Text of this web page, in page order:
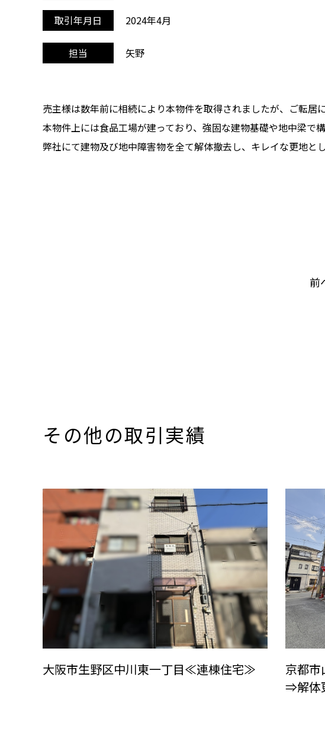
取引年月日 2024年4月
担当 矢野
売主様は数年前に相続により本物件を取得されましたが、ご転居
本物件上には食品工場が建っており、強固な建物基礎や地中梁で
弊社にて建物及び地中障害物を全て解体撤去し、キレイな更地と
前
その他の取引実績
大阪市生野区中川東一丁目≪連棟住宅≫
京都
⇒解体